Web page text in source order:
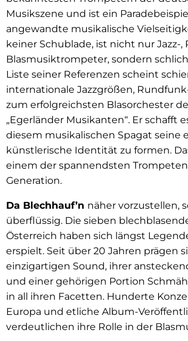
Musikszene und ist ein
angewandte musikalische
keiner Schublade, ist nicht nur Jazz-,
Blasmusiktrompeter, sondern
Liste seiner Referenzen scheint
internationale Jazzgrößen,
zum erfolgreichsten Blasorchester
„Egerländer Musikanten“. Er schafft
diesem musikalischen Spagat seine
künstlerische Identität zu formen.
einem der spannendsten
Generation.
Da Blechhauf’n näher vorzustellen,
überflüssig. Die sieben
Österreich haben sich längst
erspielt. Seit über 20 Jahren prägen
einzigartigen Sound, ihrer
und einer gehörigen Portion
in all ihren Facetten. Hunderte
Europa und etliche Album-
verdeutlichen ihre Rolle in der